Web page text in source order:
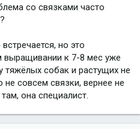
со связками часто
но это
выращивании к 7-8 мес уже
тяжёлых собак и растущих не
совсем связки, вернее не
она специалист.